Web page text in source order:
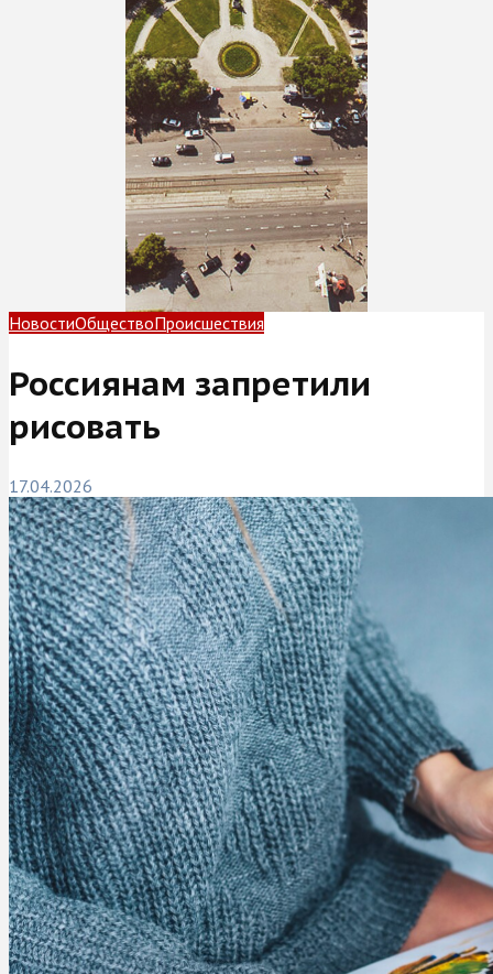
НовостиОбществоПроисшествия
Россиянам запретили
рисовать
17.04.2026